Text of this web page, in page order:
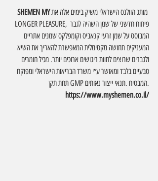
SHEMEN MY מותג הוולנס הישראלי משיק בימים אלה את
LONGER PLEASURE, פיתוח חדשני של שמן השהיה לגבר
המבוסס על שמן זרעי קנאביס וקומפלקס שמנים אתריים
המעניקים תחושה מקסימלית המאפשרת להאריך את השיא
ולגברים שרוצים לחוות ריגושים ארוכים יותר. מכיל חומרים
טבעיים בלבד ומאושר ע״י משרד הבריאות הישראלי ומפוקח
תחת תקן GMP המבטיח .תנאי ייצור נאותים.
https://www.myshemen.co.il/